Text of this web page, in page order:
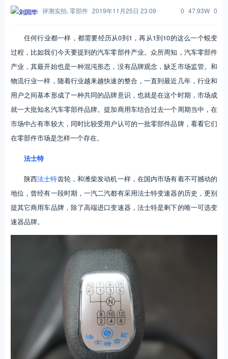
刘国华 评测实拍, 零部件 2019年11月25日 23:09 0 47.93W 0
任何行业都一样，都需要经历从0到1，再从1到10的这么一个蜕变
过程，比如我们今天要提到的汽车零部件产业。众所周知，汽车零部件
产业，其最开始也是一种混沌形态，没有品牌观念，缺乏市场监管。和
物流行业一样，随着行业越来越快速的整合，一直到最近几年，行业和
用户之间基本形成了一种共同的品牌意识，也就是在这个时期，市场成
就一大批知名汽车零部件品牌。提加商用车结合过去一个周期当中，在
市场中占有率较大，同时比较受用户认可的一批零部件品牌，看看它们
在零部件市场是怎样一个存在。
法士特
陕西法士特齿轮，和潍柴发动机一样，在国内市场有着不可撼动的
地位，曾经有一段时期，一汽二汽都有采用法士特变速器的历史，更别
提其它商用车品牌，除了高端进口变速器，法士特是剩下的唯一可选变
速器品牌。